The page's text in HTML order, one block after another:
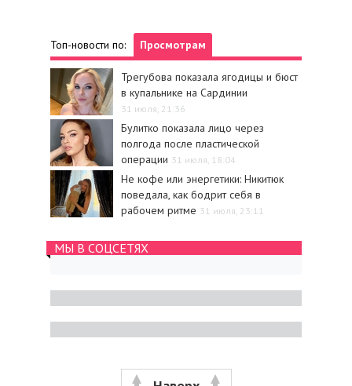
Топ-новости по: Просмотрам
Трегубова показала ягодицы и бюст
в купальнике на Сардинии
31 июля, 21:36
Булитко показала лицо через
полгода после пластической
операции 31 июля, 18:04
Не кофе или энергетики: Никитюк
поведала, как бодрит себя в
рабочем ритме 31 июля, 23:11
МЫ В СОЦСЕТЯХ